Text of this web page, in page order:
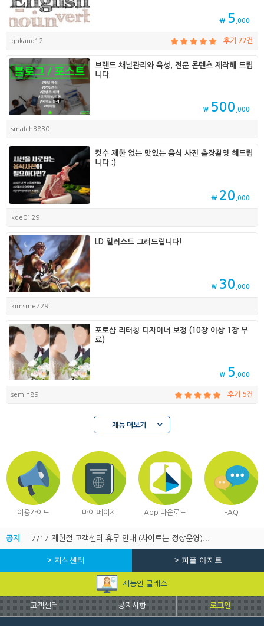
₩ 5 ,000
ghkaud12 후기 77건
브랜드 채널관리와 육성, 전문 콘텐츠 제작해 드립
니다.
₩ 500 ,000
smatch3830
컷수 제한 없는 맛있는 음식 사진 출장촬영 해드립
니다 :)
₩ 20 ,000
kde0129
LD 일러스트 그려드립니다!
₩ 30 ,000
kimsme729
포토샵 리터칭 디자이너 보정 (10장 이상 1장 무
료)
₩ 5 ,000
semin89 후기 5건
재능 더보기
이용가이드 마이 페이지 App 다운로드 FAQ
공지 7/17 제헌절 고객센터 휴무 안내 (사이트는 정상운영)...
> 지식센터 > 피플 아지트
재능인 클래스
고객센터 공지사항 로그인